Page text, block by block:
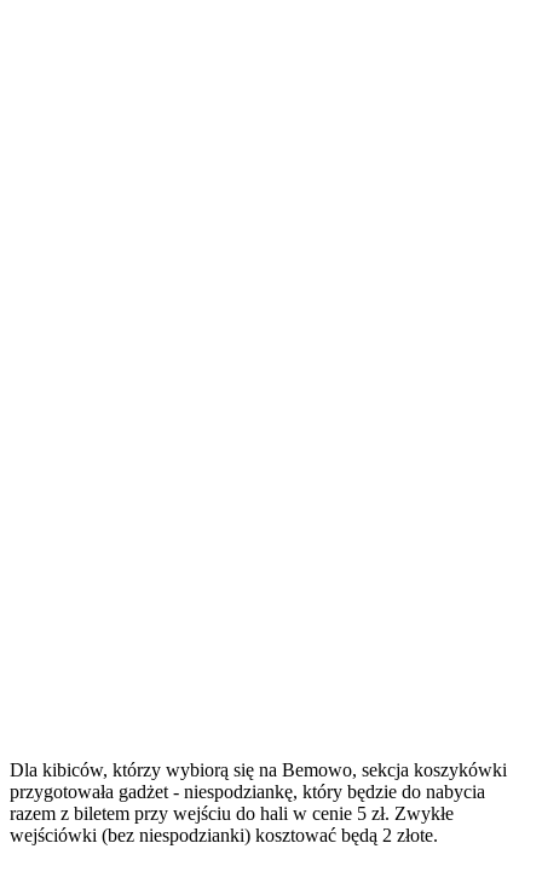
Dla kibiców, którzy wybiorą się na Bemowo, sekcja koszykówki
przygotowała gadżet - niespodziankę, który będzie do nabycia
razem z biletem przy wejściu do hali w cenie 5 zł. Zwykłe
wejściówki (bez niespodzianki) kosztować będą 2 złote.